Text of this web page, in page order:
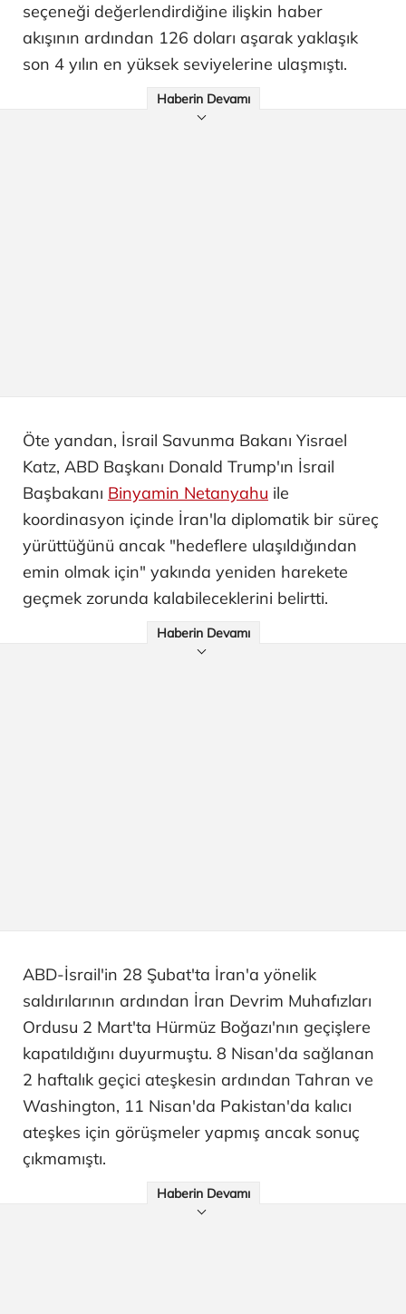
seçeneği değerlendirdiğine ilişkin haber
akışının ardından 126 doları aşarak yaklaşık
son 4 yılın en yüksek seviyelerine ulaşmıştı.
Haberin Devamı
Öte yandan, İsrail Savunma Bakanı Yisrael
Katz, ABD Başkanı Donald Trump'ın İsrail
Başbakanı Binyamin Netanyahu ile
koordinasyon içinde İran'la diplomatik bir süreç
yürüttüğünü ancak "hedeflere ulaşıldığından
emin olmak için" yakında yeniden harekete
geçmek zorunda kalabileceklerini belirtti.
Haberin Devamı
ABD-İsrail'in 28 Şubat'ta İran'a yönelik
saldırılarının ardından İran Devrim Muhafızları
Ordusu 2 Mart'ta Hürmüz Boğazı'nın geçişlere
kapatıldığını duyurmuştu. 8 Nisan'da sağlanan
2 haftalık geçici ateşkesin ardından Tahran ve
Washington, 11 Nisan'da Pakistan'da kalıcı
ateşkes için görüşmeler yapmış ancak sonuç
çıkmamıştı.
Haberin Devamı